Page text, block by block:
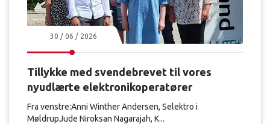
30 / 06 / 2026
Tillykke med svendebrevet til vores
nyudlærte elektronikoperatører
Fra venstre:Anni Winther Andersen, Selektro i
MøldrupJude Niroksan Nagarajah, K...